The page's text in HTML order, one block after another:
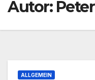
Autor: Peter
ALLGEMEIN